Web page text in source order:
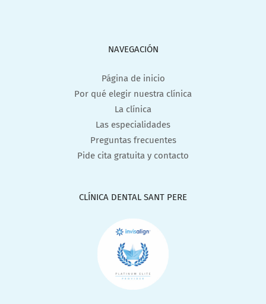
NAVEGACIÓN
Página de inicio
Por qué elegir nuestra clínica
La clínica
Las especialidades
Preguntas frecuentes
Pide cita gratuita y contacto
CLÍNICA DENTAL SANT PERE